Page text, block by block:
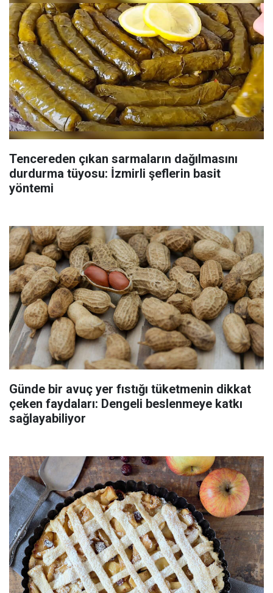
Tencereden çıkan sarmaların dağılmasını
durdurma tüyosu: İzmirli şeflerin basit
yöntemi
Günde bir avuç yer fıstığı tüketmenin dikkat
çeken faydaları: Dengeli beslenmeye katkı
sağlayabiliyor